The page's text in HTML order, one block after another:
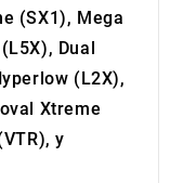
(SX1), Mega
Dual
(L2X),
Xtreme
y